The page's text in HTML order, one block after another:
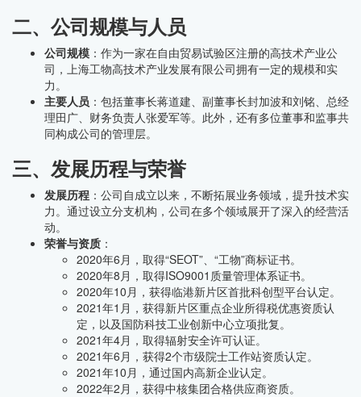
二、公司规模与人员
公司规模 ：作为一家在自由贸易试验区注册的高技术产业公
司，上海工物高技术产业发展有限公司拥有一定的规模和实
力。
主要人员 ：包括董事长蒋道建、副董事长封加波和刘铭、总经
理田广、财务负责人张爱军等。此外，还有多位董事和监事共
同构成公司的管理层。
三、发展历程与荣誉
发展历程 ：公司自成立以来，不断拓展业务领域，提升技术实
力。通过设立分支机构，公司在多个领域展开了深入的经营活
动。
荣誉与资质 ：
2020年6月，取得“SEOT”、“工物”商标证书。
2020年8月，取得ISO9001质量管理体系证书。
2020年10月，获得临港新片区首批科创型平台认定。
2021年1月，获得新片区重点企业所得税优惠资质认
定，以及国防科技工业创新中心立项批复。
2021年4月，取得辐射安全许可认证。
2021年6月，获得2个市级院士工作站资质认定。
2021年10月，通过国内高新企业认定。
2022年2月，获得中核集团合格供应商资质。